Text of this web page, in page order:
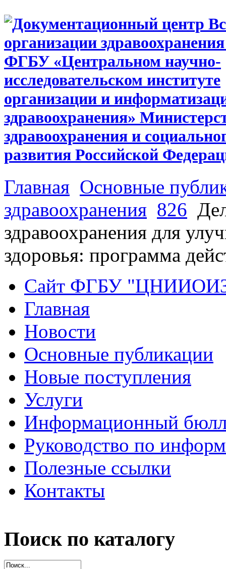
Главная Основные
здравоохранения 826
здравоохранения для
здоровья: программа
Сайт ФГБУ
Главная
Новости
Основные публикации
Новые поступления
Услуги
Информационный
Руководство по
Полезные ссылки
Контакты
Поиск по каталогу